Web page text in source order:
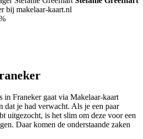
bij makelaar-kaart.nl
in Franeker gaat via Makelaar-kaart
dat je had verwacht. Als je een paar
uitgezocht, is het slim om deze voor een
Daar komen de onderstaande zaken